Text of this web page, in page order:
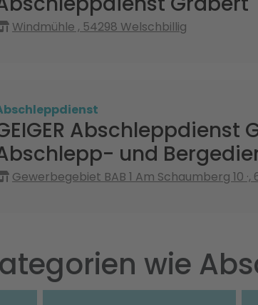
Windmühle , 54298 Welschbillig
Abschleppdienst
und
Gewerbegebiet BAB 1 Am Schaumberg 10 ·,
wie